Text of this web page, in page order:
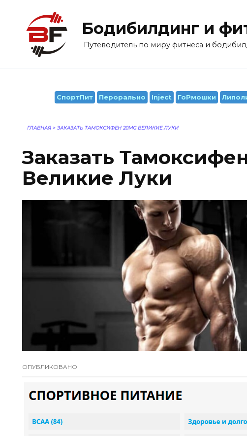
содержанию
Бодибилдинг и
Путеводитель по миру фитнеса и
СпортПит Перорально Inject ГоРмошки
ГЛАВНАЯ > ЗАКАЗАТЬ ТАМОКСИФЕН 20MG ВЕЛИКИЕ ЛУКИ
Заказать
Великие Луки
ОПУБЛИКОВАНО